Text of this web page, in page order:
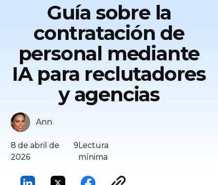
Guía sobre la
contratación de
personal mediante
IA para reclutadores
y agencias
8 de abril de
2026
9Lectura
mínima
Ann